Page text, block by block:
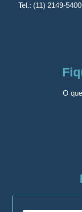
Tel.: (11) 2149-5400
O